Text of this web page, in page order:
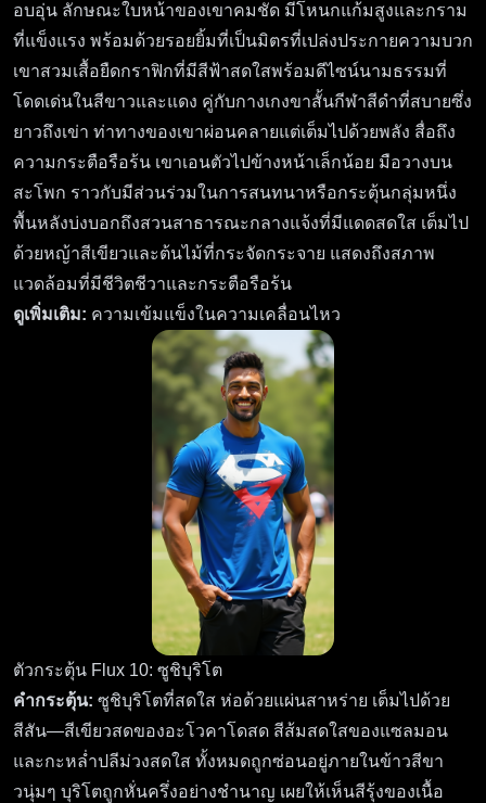
อบอุ่น ลักษณะใบหน้าของเขาคมชัด มีโหนกแก้มสูงและกราม
ที่แข็งแรง พร้อมด้วยรอยยิ้มที่เป็นมิตรที่เปล่งประกายความบวก
เขาสวมเสื้อยืดกราฟิกที่มีสีฟ้าสดใสพร้อมดีไซน์นามธรรมที่
โดดเด่นในสีขาวและแดง คู่กับกางเกงขาสั้นกีฬาสีดำที่สบายซึ่ง
ยาวถึงเข่า ท่าทางของเขาผ่อนคลายแต่เต็มไปด้วยพลัง สื่อถึง
ความกระตือรือร้น เขาเอนตัวไปข้างหน้าเล็กน้อย มือวางบน
สะโพก ราวกับมีส่วนร่วมในการสนทนาหรือกระตุ้นกลุ่มหนึ่ง
พื้นหลังบ่งบอกถึงสวนสาธารณะกลางแจ้งที่มีแดดสดใส เต็มไป
ด้วยหญ้าสีเขียวและต้นไม้ที่กระจัดกระจาย แสดงถึงสภาพ
แวดล้อมที่มีชีวิตชีวาและกระตือรือร้น
ดูเพิ่มเติม: ความเข้มแข็งในความเคลื่อนไหว
ตัวกระตุ้น Flux 10: ซูชิบุริโต
คำกระตุ้น: ซูชิบุริโตที่สดใส ห่อด้วยแผ่นสาหร่าย เต็มไปด้วย
สีสัน—สีเขียวสดของอะโวคาโดสด สีส้มสดใสของแซลมอน
และกะหล่ำปลีม่วงสดใส ทั้งหมดถูกซ่อนอยู่ภายในข้าวสีขา
วนุ่มๆ บุริโตถูกหั่นครึ่งอย่างชำนาญ เผยให้เห็นสีรุ้งของเนื้อ